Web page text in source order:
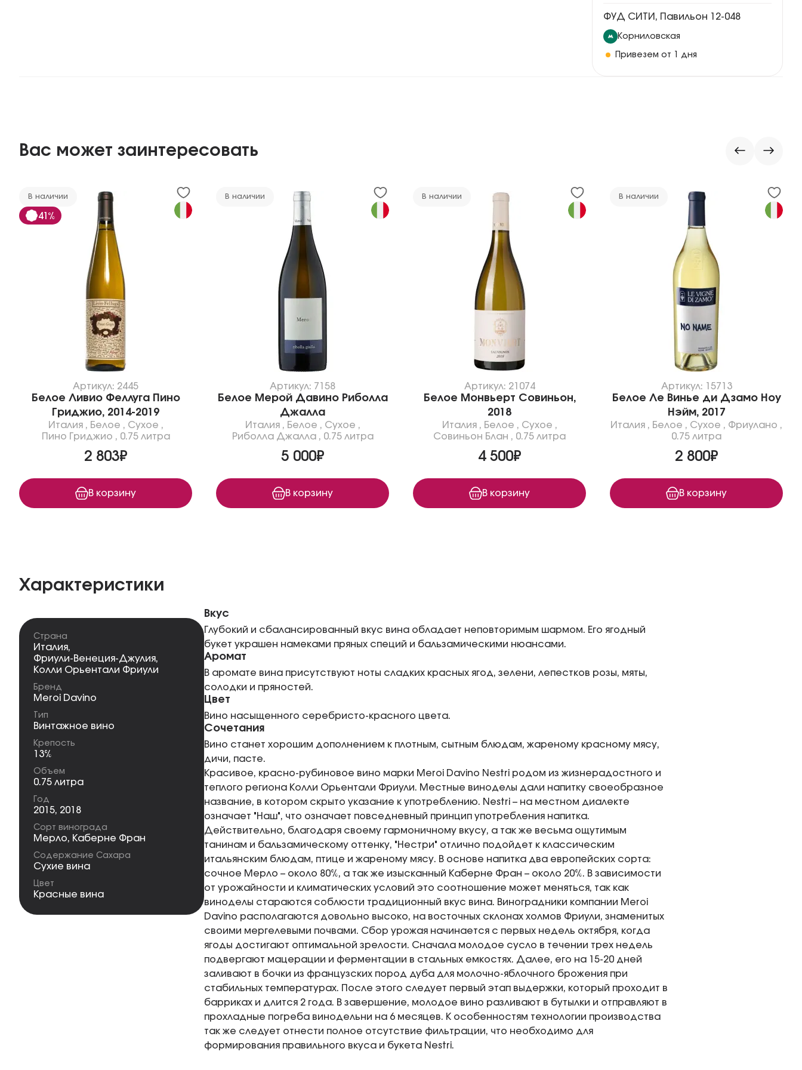
ФУД СИТИ, Павильон 12-048
Корниловская
Привезем от 1 дня
Вас может заинтересовать
В наличии
41%
Артикул: 2445
Белое Ливио Феллуга Пино
Гриджио, 2014-2019
Италия, Белое , Сухое ,
Пино Гриджио , 0.75 литра
2 803₽
В корзину
В наличии
Артикул: 7158
Белое Мерой Давино Риболла
Джалла
Италия, Белое , Сухое ,
Риболла Джалла, 0.75 литра
5 000₽
В корзину
В наличии
Артикул: 21074
Белое Монвьерт Совиньон,
2018
Италия, Белое , Сухое ,
Совиньон Блан , 0.75 литра
4 500₽
В корзину
В наличии
Артикул: 15713
Белое Ле Винье ди Дзамо Ноу
Нэйм, 2017
Италия , Белое , Сухое , Фриулано ,
0.75 литра
2 800₽
В корзину
Характеристики
Страна
Италия,
Фриули-Венеция-Джулия,
Колли Орьентали Фриули
Бренд
Meroi Davino
Тип
Винтажное вино
Крепость
13%
Объем
0.75 литра
Год
2015, 2018
Сорт винограда
Мерло, Каберне Фран
Содержание Сахара
Сухие вина
Цвет
Красные вина
Вкус
Глубокий и сбалансированный вкус вина обладает неповторимым шармом. Его ягодный
букет украшен намеками пряных специй и бальзамическими нюансами.
Аромат
В аромате вина присутствуют ноты сладких красных ягод, зелени, лепестков розы, мяты,
солодки и пряностей.
Цвет
Вино насыщенного серебристо-красного цвета.
Сочетания
Вино станет хорошим дополнением к плотным, сытным блюдам, жареному красному мясу,
дичи, пасте.
Красивое, красно-рубиновое вино марки Meroi Davino Nestri родом из жизнерадостного и
теплого региона Колли Орьентали Фриули. Местные виноделы дали напитку своеобразное
название, в котором скрыто указание к употреблению. Nestri – на местном диалекте
означает "Наш", что означает повседневный принцип употребления напитка.
Действительно, благодаря своему гармоничному вкусу, а так же весьма ощутимым
танинам и бальзамическому оттенку, "Нестри" отлично подойдет к классическим
итальянским блюдам, птице и жареному мясу. В основе напитка два европейских сорта:
сочное Мерло – около 80%, а так же изысканный Каберне Фран – около 20%. В зависимости
от урожайности и климатических условий это соотношение может меняться, так как
виноделы стараются соблюсти традиционный вкус вина. Виноградники компании Meroi
Davino располагаются довольно высоко, на восточных склонах холмов Фриули, знаменитых
своими мергелевыми почвами. Сбор урожая начинается с первых недель октября, когда
ягоды достигают оптимальной зрелости. Сначала молодое сусло в течении трех недель
подвергают мацерации и ферментации в стальных емкостях. Далее, его на 15-20 дней
заливают в бочки из французских пород дуба для молочно-яблочного брожения при
стабильных температурах. После этого следует первый этап выдержки, который проходит в
барриках и длится 2 года. В завершение, молодое вино разливают в бутылки и отправляют в
прохладные погреба винодельни на 6 месяцев. К особенностям технологии производства
так же следует отнести полное отсутствие фильтрации, что необходимо для
формирования правильного вкуса и букета Nestri.